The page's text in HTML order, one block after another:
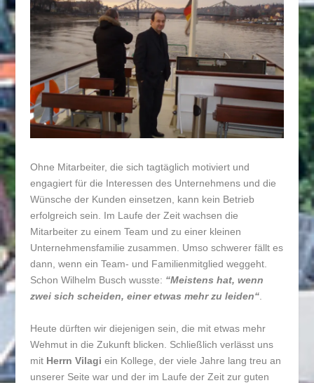
Ohne Mitarbeiter, die sich tagtäglich motiviert und
engagiert für die Interessen des Unternehmens und die
Wünsche der Kunden einsetzen, kann kein Betrieb
erfolgreich sein. Im Laufe der Zeit wachsen die
Mitarbeiter zu einem Team und zu einer kleinen
Unternehmensfamilie zusammen. Umso schwerer fällt es
dann, wenn ein Team- und Familienmitglied weggeht.
Schon Wilhelm Busch wusste: “Meistens hat, wenn
zwei sich scheiden, einer etwas mehr zu leiden“.
Heute dürften wir diejenigen sein, die mit etwas mehr
Wehmut in die Zukunft blicken. Schließlich verlässt uns
mit Herrn Vilagi ein Kollege, der viele Jahre lang treu an
unserer Seite war und der im Laufe der Zeit zur guten